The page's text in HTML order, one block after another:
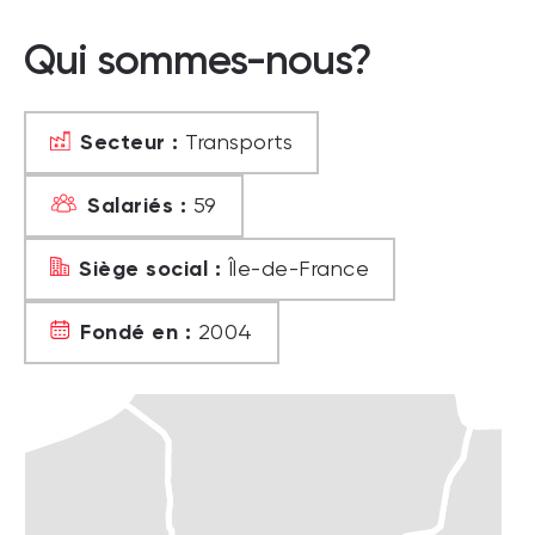
Qui sommes-nous?
Secteur : Transports
Salariés : 59
Siège social : Île-de-France
Fondé en : 2004